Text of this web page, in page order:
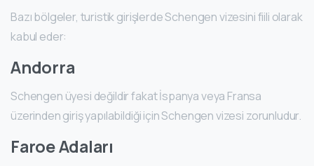
Bazı bölgeler, turistik girişlerde Schengen vizesini fiili olarak
kabul eder:
Andorra
Schengen üyesi değildir fakat İspanya veya Fransa
üzerinden giriş yapılabildiği için Schengen vizesi zorunludur.
Faroe Adaları